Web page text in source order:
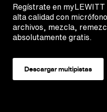
Regístrate en
alta calidad con
archivos, mezcla,
absolutamente gratis.
Descargar multipistas